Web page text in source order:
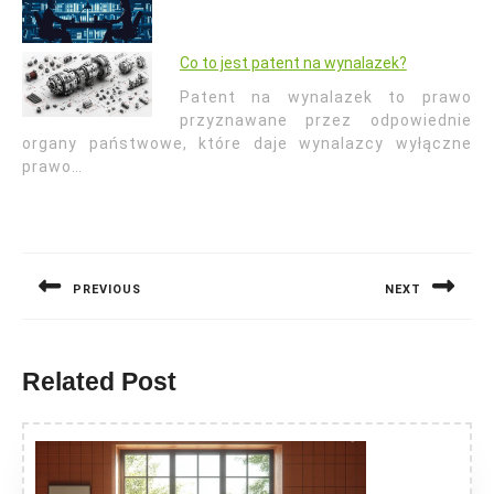
Co to jest patent na wynalazek?
Patent na wynalazek to prawo
przyznawane przez odpowiednie
organy państwowe, które daje wynalazcy wyłączne
prawo…
PREVIOUS NEXT
Related Post